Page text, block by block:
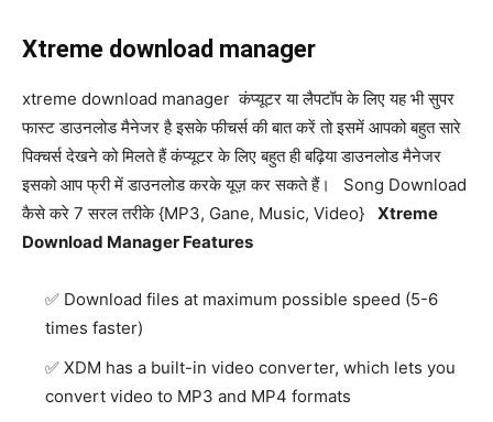
Xtreme download manager
xtreme download manager कंप्यूटर या लैपटॉप के लिए यह भी सुपर
फास्ट डाउनलोड मैनेजर है इसके फीचर्स की बात करें तो इसमें आपको बहुत सारे
पिक्चर्स देखने को मिलते हैं कंप्यूटर के लिए बहुत ही बढ़िया डाउनलोड मैनेजर
इसको आप फ्री में डाउनलोड करके यूज़ कर सकते हैं। Song Download
कैसे करे 7 सरल तरीके {MP3, Gane, Music, Video} Xtreme
Download Manager Features
Download files at maximum possible speed (5-6
times faster)
XDM has a built-in video converter, which lets you
convert video to MP3 and MP4 formats